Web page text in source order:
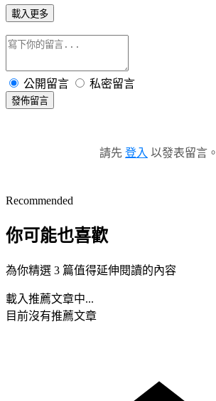
載入更多
公開留言 私密留言
發佈留言
請先 登入 以發表留言。
Recommended
你可能也喜歡
為你精選 3 篇值得延伸閱讀的內容
載入推薦文章中...
目前沒有推薦文章